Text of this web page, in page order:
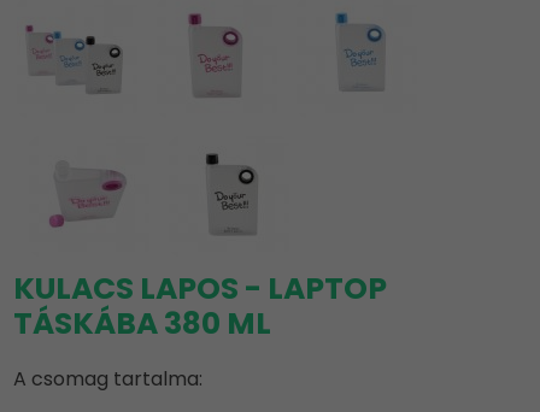
KULACS LAPOS - LAPTOP
TÁSKÁBA 380 ML
A csomag tartalma: